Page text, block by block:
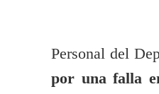
Personal del
por una falla